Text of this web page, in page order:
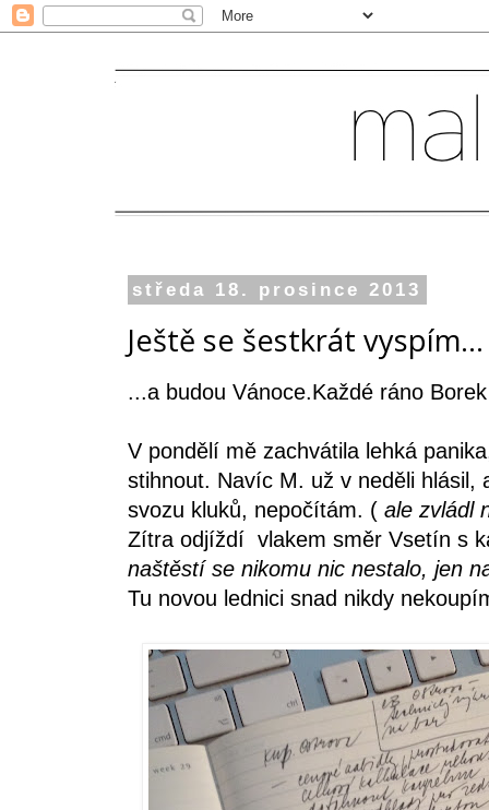
středa 18. prosince 2013
Ještě se šestkrát vyspím...
...a budou Vánoce.Každé ráno
V pondělí mě zachvátila lehká
stihnout. Navíc M. už v neděli
svozu kluků, nepočítám. ( ale zvládl
Zítra odjíždí vlakem směr Vsetín s
naštěstí se nikomu nic nestalo, jen
Tu novou lednici snad nikdy